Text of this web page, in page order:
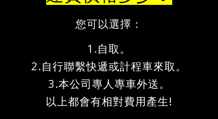
您可以選擇：
1.自取。
2.自行聯繫快遞或計程車來取。
3.本公司專人專車外送。
以上都會有相對費用產生!